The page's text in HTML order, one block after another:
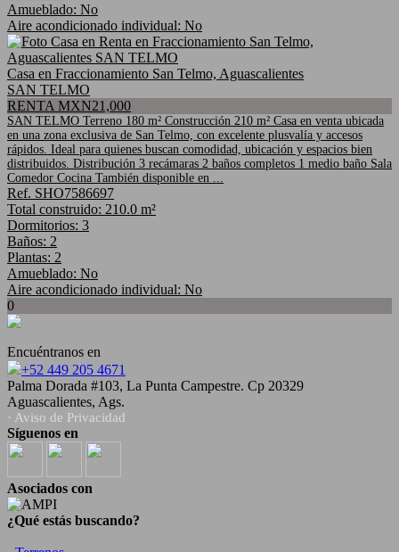
Amueblado: No
Aire acondicionado individual: No
Casa en Fraccionamiento San Telmo, Aguascalientes
SAN TELMO
RENTA MXN21,000
SAN TELMO Terreno 180 m² Construcción 210 m² Casa en venta ubicada
en una zona exclusiva de San Telmo, con excelente plusvalía y accesos
rápidos. Ideal para quienes buscan comodidad, ubicación y espacios bien
distribuidos. Distribución 3 recámaras 2 baños completos 1 medio baño Sala
Comedor Cocina También disponible en ...
Ref. SHO7586697
Total construido: 210.0 m²
Dormitorios: 3
Baños: 2
Plantas: 2
Amueblado: No
Aire acondicionado individual: No
0
Encuéntranos en
+52 449 205 4671
Palma Dorada #103, La Punta Campestre. Cp 20329
Aguascalientes, Ags.
· Aviso de Privacidad
Síguenos en
Asociados con
¿Qué estás buscando?